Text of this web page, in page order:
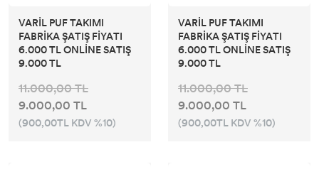
VARİL PUF TAKIMI
FABRİKA ŞATIŞ FİYATI
6.000 TL ONLİNE SATIŞ
9.000 TL
11.000,00 TL
9.000,00 TL
(900,00TL KDV %10)
VARİL PUF TAKIMI
FABRİKA ŞATIŞ FİYATI
6.000 TL ONLİNE SATIŞ
9.000 TL
11.000,00 TL
9.000,00 TL
(900,00TL KDV %10)